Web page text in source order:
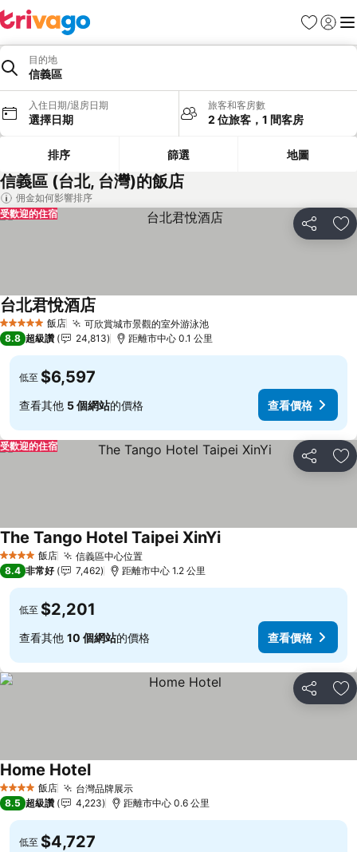
我的最愛
登入 選
目的地
信義區
入住日期/退房日期
選擇日期
旅客和客房數
2 位旅客，1 間客房
排序 篩選 地圖
信義區 (台北, 台灣)的飯店
佣金如何影響排序
分享 加
受歡迎的住宿
5 星級 飯店 可欣賞城市景觀的室外游泳池查看價格
台北君悅酒店
8.8 超級讚 24,813 距離市中心 0.1 公里
低至 $6,597
查看其他 5 個網站的價格 查看價格
分享 加
受歡迎的住宿
4 星級 飯店 信義區中心位置查看價格
The Tango Hotel Taipei XinYi查看價格
8.4 非常好 7,462 距離市中心 1.2 公里
低至 $2,201
查看其他 10 個網站的價格 查看價格
分享 加
4 星級 飯店 台灣品牌展示查看價格
Home Hotel查看價格
8.5 超級讚 4,223 距離市中心 0.6 公里
低至 $4,727